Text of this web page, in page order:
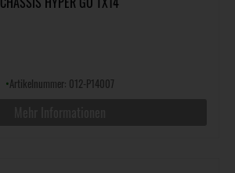
•Artikelnummer: 012-P14007